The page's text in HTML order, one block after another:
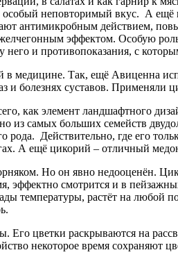
неповторимый вкус. А ещё
антимикробным действием,
эффектом. Особую
и противопоказания, с
в медицине. Так, ещё Авиценна
и болезнях суставов. Применяли
как элемент ландшафтного
из самых больших семейств
рода. Действительно, где его
А ещё цикорий – отличный
Но он явно недооценён.
эффектно смотрится и в
температуры, растёт на любой
Его цветки раскрываются на
некоторое время сохраняют